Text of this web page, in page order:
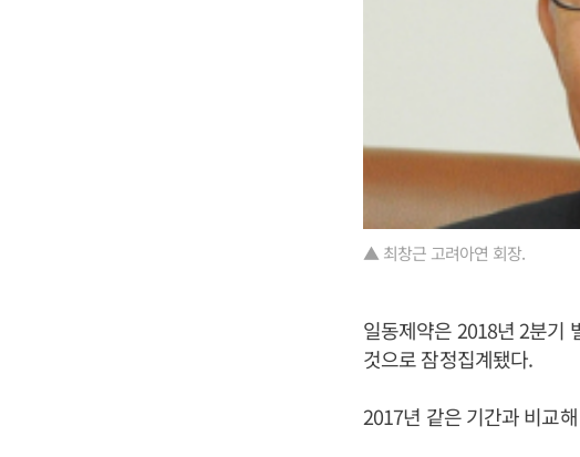
▲ 최창근 고려아연 회장.
일동제약은 2018년 2분기
것으로 잠정집계됐다.
2017년 같은 기간과 비교